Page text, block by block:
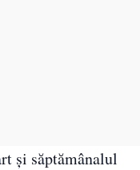
şi săptămânalul